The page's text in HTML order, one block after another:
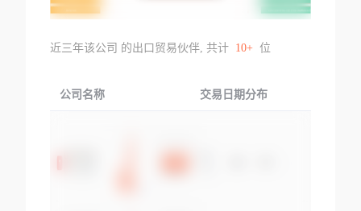
近三年该公司 的出口贸易伙伴, 共计 10+ 位
公司名称 交易日期分布